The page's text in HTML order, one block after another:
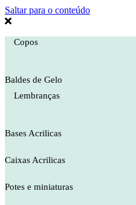
Saltar para o conteúdo
Copos
Baldes de Gelo
Lembranças
Bases Acrilicas
Caixas Acrilicas
Potes e miniaturas